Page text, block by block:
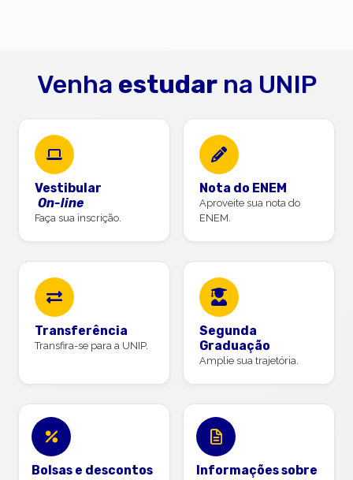
Venha estudarna UNIP
Vestibular
On-line
Faça sua inscrição.
Nota do ENEM
Aproveite sua nota do
ENEM.
Transferência
Transfira-se para a UNIP.
Segunda
Graduação
Amplie sua trajetória.
Bolsas e descontos
Informações sobre